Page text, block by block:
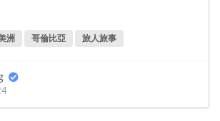
洲 哥倫比亞 旅人旅事